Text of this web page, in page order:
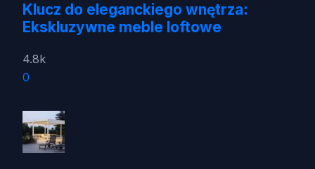
Klucz do eleganckiego wnętrza:
Ekskluzywne meble loftowe
4.8k
0